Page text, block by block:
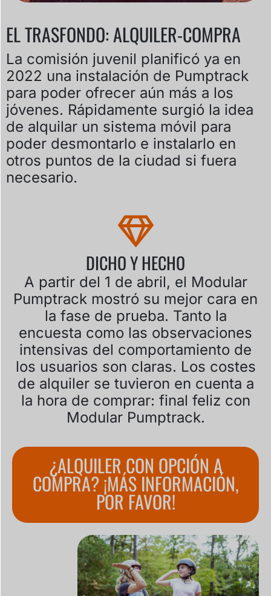
EL TRASFONDO: ALQUILER-COMPRA
La comisión juvenil planificó ya en
2022 una instalación de Pumptrack
para poder ofrecer aún más a los
jóvenes. Rápidamente surgió la idea
de alquilar un sistema móvil para
poder desmontarlo e instalarlo en
otros puntos de la ciudad si fuera
necesario.
DICHO Y HECHO
A partir del 1 de abril, el Modular
Pumptrack mostró su mejor cara en
la fase de prueba. Tanto la
encuesta como las observaciones
intensivas del comportamiento de
los usuarios son claras. Los costes
de alquiler se tuvieron en cuenta a
la hora de comprar: final feliz con
Modular Pumptrack.
¿ALQUILER CON OPCIÓN A
COMPRA? ¡MÁS INFORMACIÓN,
POR FAVOR!